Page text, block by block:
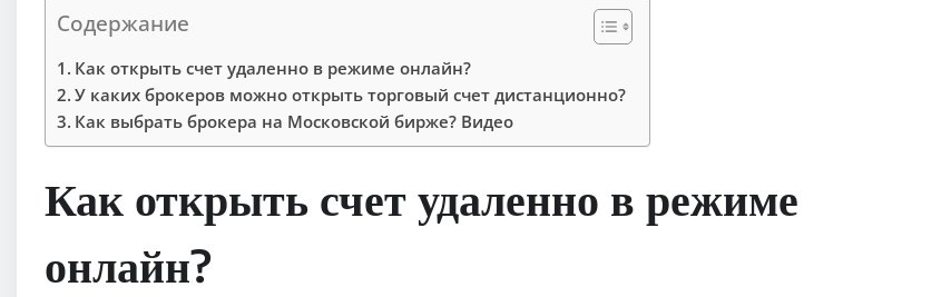
Содержание
Как открыть счет удаленно в режиме онлайн?
У каких брокеров можно открыть торговый счет дистанционно?
Как выбрать брокера на Московской бирже? Видео
Как открыть счет удаленно в режиме
онлайн?